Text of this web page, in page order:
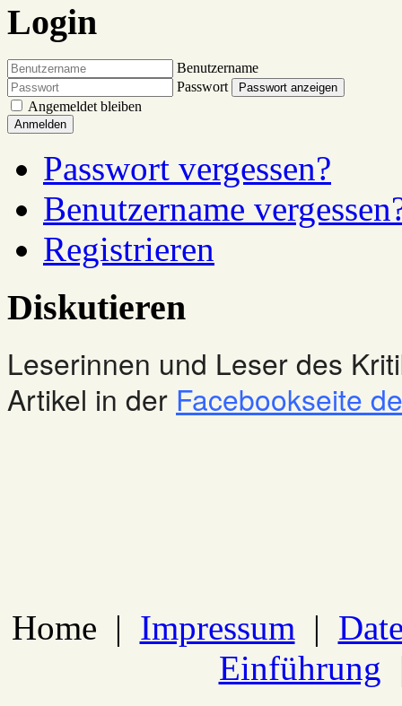
Login
Benutzername
Passwort
Passwort anzeigen
Angemeldet bleiben
Anmelden
Passwort vergessen?
Benutzername
Registrieren
Diskutieren
Leserinnen und Leser des
Artikel in der Facebookseite
Home | Impressum |
Einführung